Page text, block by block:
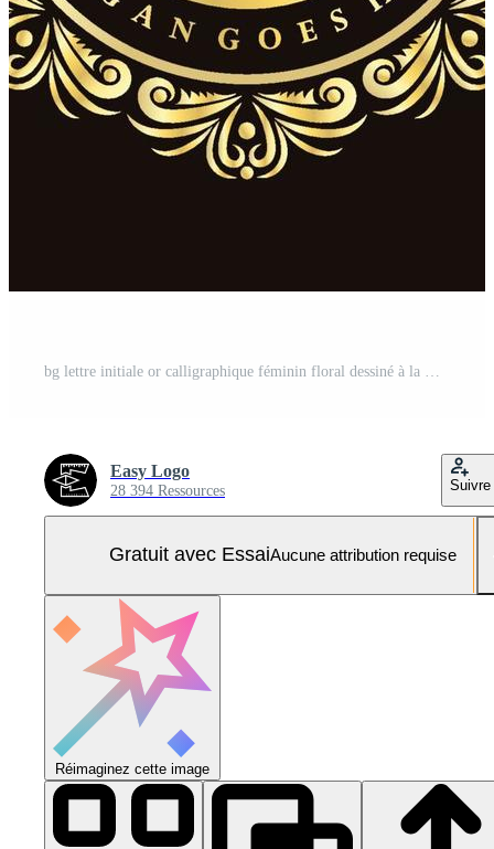
Easy Logo
28 394 Ressources Suivre
Gratuit avec EssaiAucune attribution requise
Réimaginez cette image